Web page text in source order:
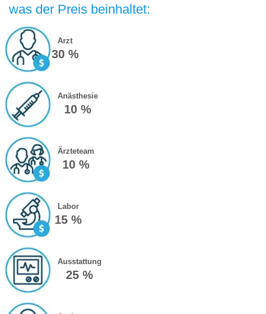
was der Preis beinhaltet:
Arzt
30 %
Anästhesie
10 %
Ärzteteam
10 %
Labor
15 %
Ausstattung
25 %